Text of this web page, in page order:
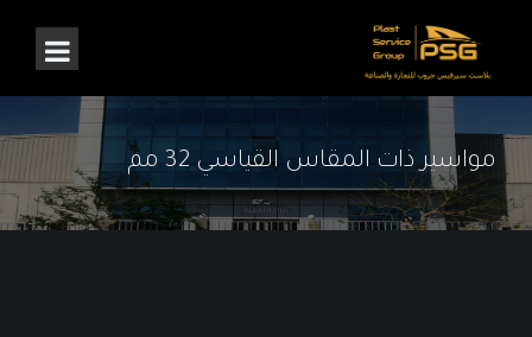
مواسير ذات المقاس القياسي 32 مم